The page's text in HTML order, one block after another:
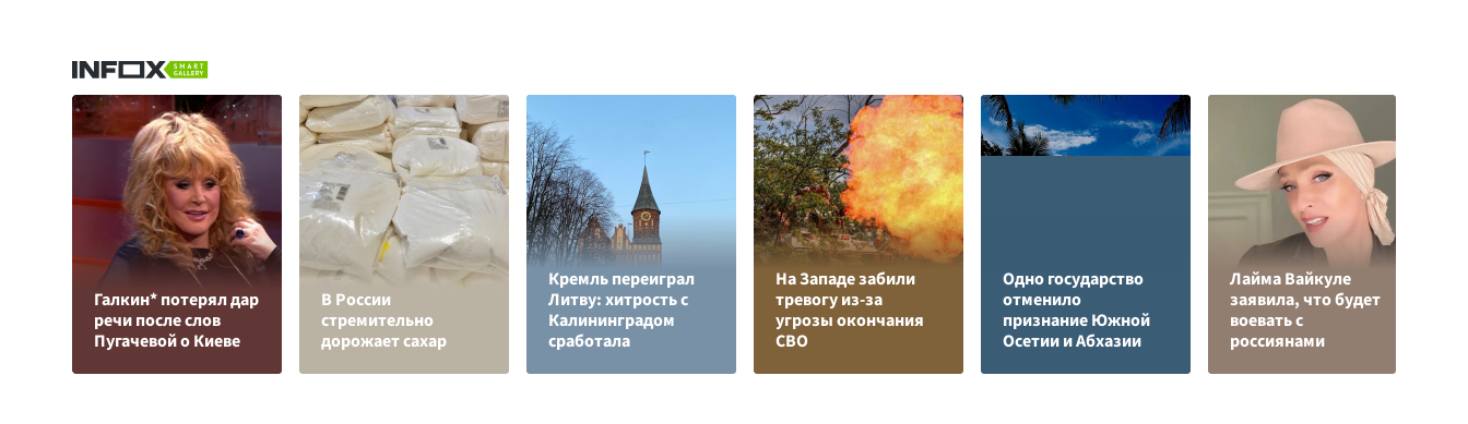
Галкин* потерял дар
речи после слов
Пугачевой о Киеве
В России
стремительно
дорожает сахар
Кремль переиграл
Литву: хитрость с
Калининградом
сработала
На Западе забили
тревогу из-за
угрозы окончания
СВО
Одно государство
отменило
признание Южной
Осетии и Абхазии
Лайма Вайкуле
заявила, что будет
воевать с
россиянами